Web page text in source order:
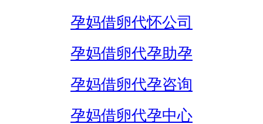
孕妈借卵代怀公司
孕妈借卵代孕助孕
孕妈借卵代孕咨询
孕妈借卵代孕中心